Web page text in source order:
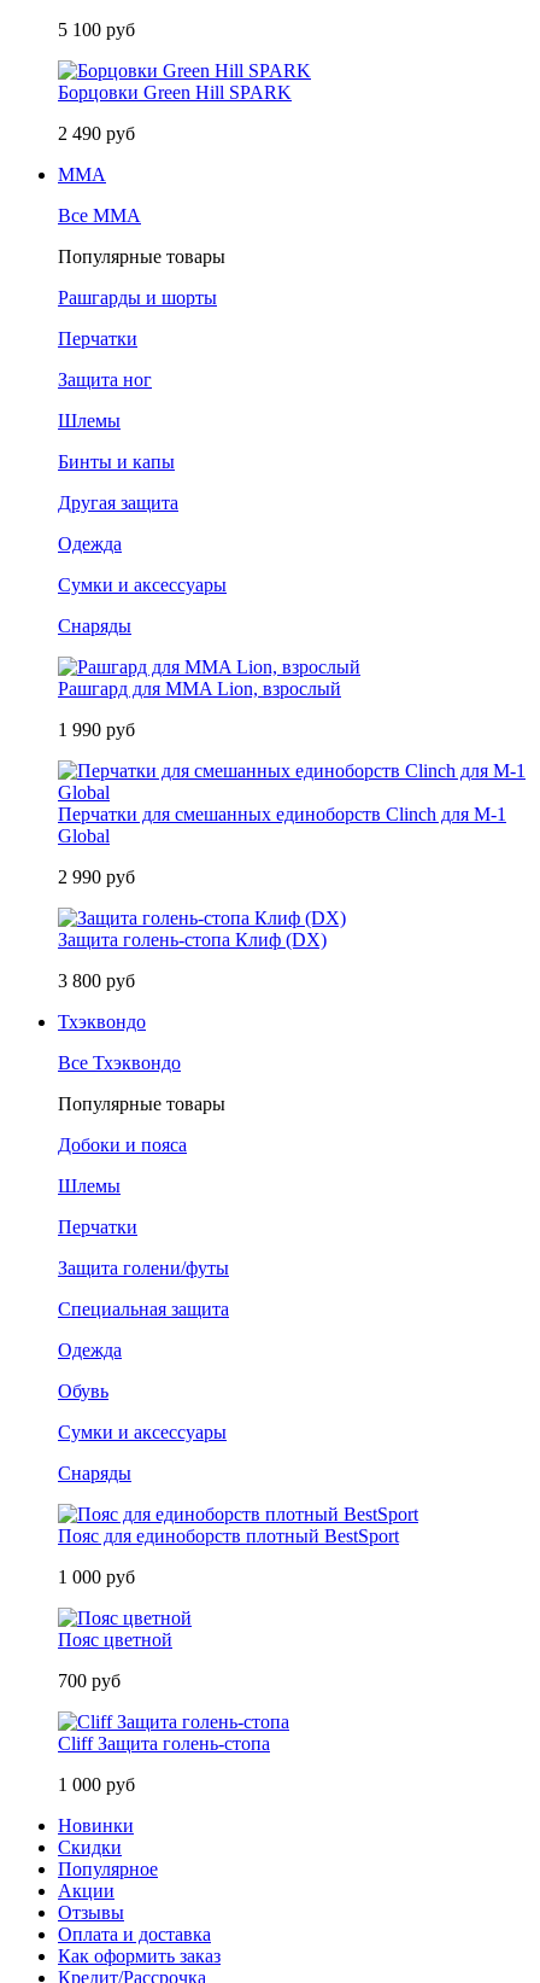
5 100 руб
Борцовки Green Hill SPARK
2 490 руб
MMA
Все MMA
Популярные товары
Рашгарды и шорты
Перчатки
Защита ног
Шлемы
Бинты и капы
Другая защита
Одежда
Сумки и аксессуары
Снаряды
Рашгард для MMA Lion, взрослый
1 990 руб
Перчатки для смешанных единоборств Clinch для M-1
Global
2 990 руб
Защита голень-стопа Клиф (DX)
3 800 руб
Тхэквондо
Все Тхэквондо
Популярные товары
Добоки и пояса
Шлемы
Перчатки
Защита голени/футы
Специальная защита
Одежда
Обувь
Сумки и аксессуары
Снаряды
Пояс для единоборств плотный BestSport
1 000 руб
Пояс цветной
700 руб
Cliff Защита голень-стопа
1 000 руб
Новинки
Скидки
Популярное
Акции
Отзывы
Оплата и доставка
Как оформить заказ
Кредит/Рассрочка